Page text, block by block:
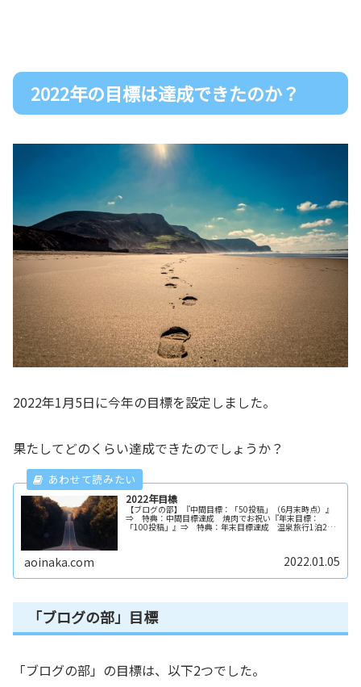
2022年の目標は達成できたのか？
2022年1月5日に今年の目標を設定しました。
果たしてどのくらい達成できたのでしょうか？
2022年目標
【ブログの部】『中間目標：「50投稿」（6月末時点）』
⇒ 特典：中間目標達成 焼肉でお祝い『年末目標：
「100投稿」』⇒ 特典：年末目標達成 温泉旅行1泊2日
aoinaka.com 2022.01.05
「ブログの部」目標
「ブログの部」の目標は、以下2つでした。